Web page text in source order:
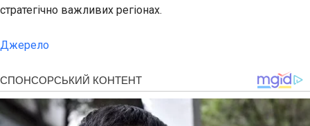
стратегічно важливих регіонах.
Джерело